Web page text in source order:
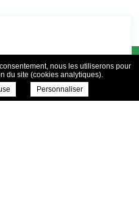
nous les utiliserons pour
du site (cookies analytiques).
Personnaliser